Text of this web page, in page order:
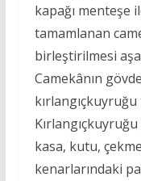
kapağı menteşe
tamamlanan
birleştirilmesi
Camekânın
kırlangıçkuyruğu
kasa, kutu,
kenarlarındaki